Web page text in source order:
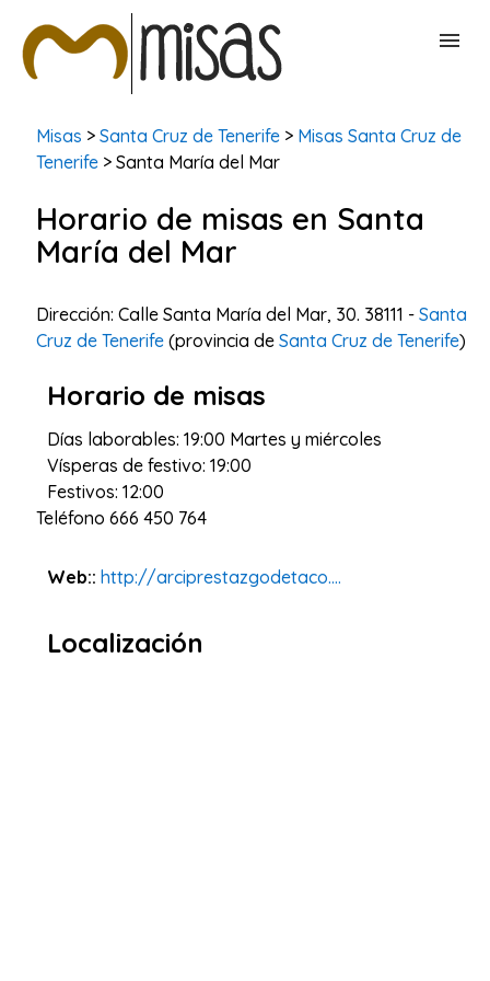
BUSCAR MISAS
Misas > Santa Cruz de Tenerife > Misas Santa Cruz de
Tenerife > Santa María del Mar
Horario de misas en Santa
María del Mar
Dirección: Calle Santa María del Mar, 30. 38111 - Santa
Cruz de Tenerife (provincia de Santa Cruz de Tenerife)
Horario de misas
Días laborables: 19:00 Martes y miércoles
Vísperas de festivo: 19:00
Festivos: 12:00
Teléfono 666 450 764
Web:: http://arciprestazgodetaco....
Localización